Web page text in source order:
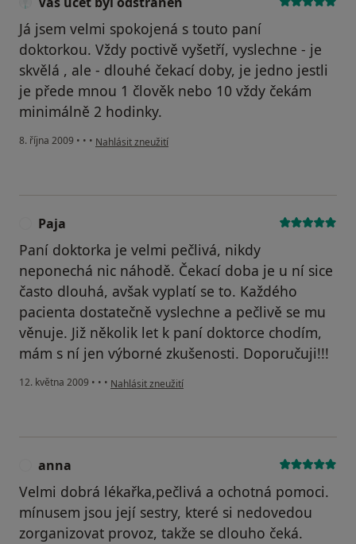
Já jsem velmi spokojená s touto paní
doktorkou. Vždy poctivě vyšetří, vyslechne - je
skvělá , ale - dlouhé čekací doby, je jedno jestli
je přede mnou 1 člověk nebo 10 vždy čekám
minimálně 2 hodinky.
8. října 2009 • • • podle názoru uživatele Váš účet byl odstraněn
Nahlásit zneužití
Paja
Paní doktorka je velmi pečlivá, nikdy
neponechá nic náhodě. Čekací doba je u ní sice
často dlouhá, avšak vyplatí se to. Každého
pacienta dostatečně vyslechne a pečlivě se mu
věnuje. Již několik let k paní doktorce chodím,
mám s ní jen výborné zkušenosti. Doporučuji!!!
12. května 2009 • • • podle názoru uživatele Paja
Nahlásit zneužití
anna
Velmi dobrá lékařka,pečlivá a ochotná pomoci.
mínusem jsou její sestry, které si nedovedou
zorganizovat provoz, takže se dlouho čeká.